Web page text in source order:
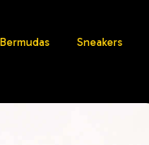
Bermudas Sneakers